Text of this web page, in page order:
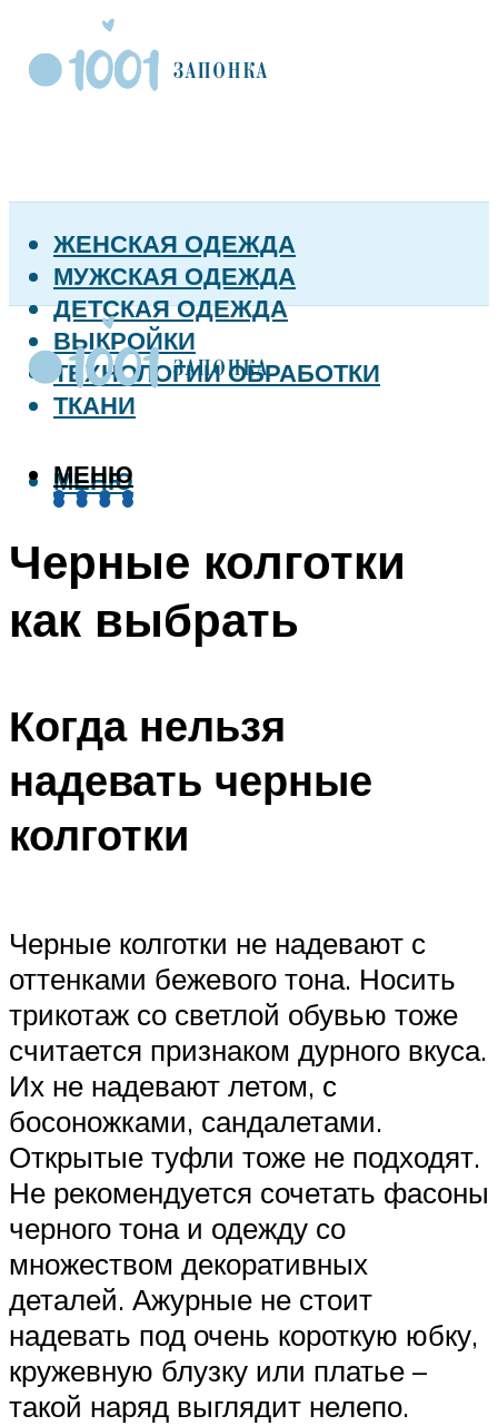
ЖЕНСКАЯ ОДЕЖДА
МУЖСКАЯ ОДЕЖДА
ДЕТСКАЯ ОДЕЖДА
ВЫКРОЙКИ
ТЕХНОЛОГИИ ОБРАБОТКИ
ТКАНИ
МЕНЮ
МЕНЮ
Черные колготки
как выбрать
Когда нельзя
надевать черные
колготки
Черные колготки не надевают с
оттенками бежевого тона. Носить
трикотаж со светлой обувью тоже
считается признаком дурного вкуса.
Их не надевают летом, с
босоножками, сандалетами.
Открытые туфли тоже не подходят.
Не рекомендуется сочетать фасоны
черного тона и одежду со
множеством декоративных
деталей. Ажурные не стоит
надевать под очень короткую юбку,
кружевную блузку или платье –
такой наряд выглядит нелепо.